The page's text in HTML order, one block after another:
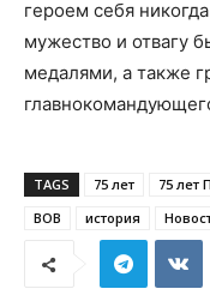
героем себя
мужество и отвагу
медалями, а также
TAGS 75 лет 75 лет
ВОВ
история